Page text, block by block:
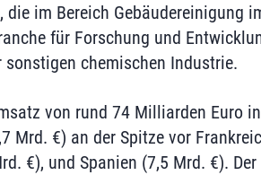
die im Bereich Gebäudereinigung
für Forschung und
chemischen Industrie.
von rund 74 Milliarden Euro
Mrd. €) an der Spitze vor
€), und Spanien (7,5 Mrd. €).